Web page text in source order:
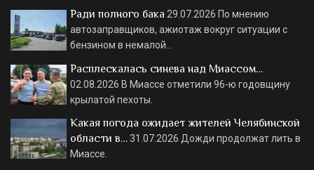
Ради полного бака 29.07.2026 По мнению
автозаправщиков, ажиотаж вокруг ситуации с
бензином в немалой…
Расплескалась синева над Миассом…
02.08.2026 В Миассе отметили 96-ю годовщину
крылатой пехоты.
Какая погода ожидает жителей Челябинской
области в…31.07.2026 Дожди продолжат лить в
Миассе.